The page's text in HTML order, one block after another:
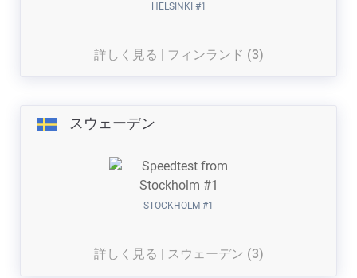
HELSINKI #1
詳しく見る | フィンランド (3)
スウェーデン
STOCKHOLM #1
詳しく見る | スウェーデン (3)